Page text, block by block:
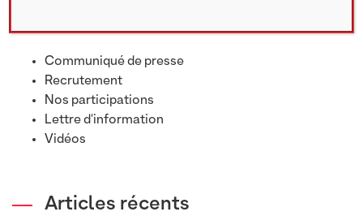
Communiqué de presse
Recrutement
Nos participations
Lettre d'information
Vidéos
Articles récents